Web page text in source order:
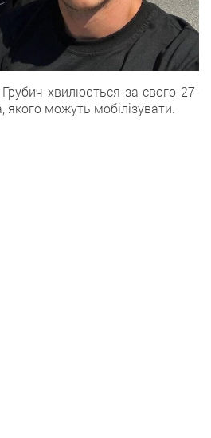
хвилюється за свого 27-
якого можуть мобілізувати.